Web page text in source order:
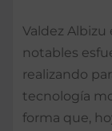
Valdez
notables
realizando
tecnología
forma que,